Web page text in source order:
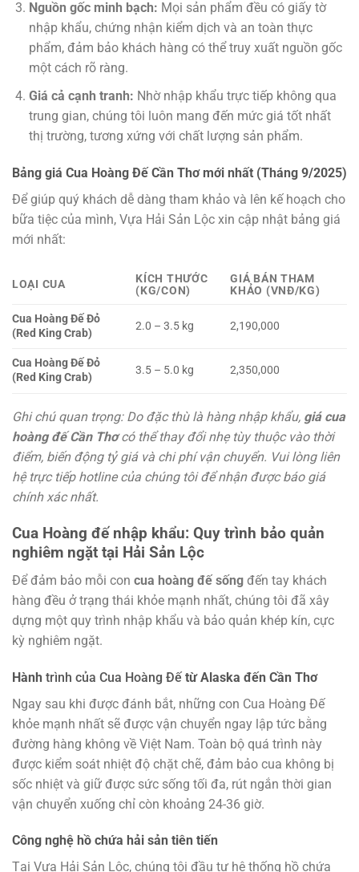
Nguồn gốc minh bạch: Mọi sản phẩm đều có giấy tờ
nhập khẩu, chứng nhận kiểm dịch và an toàn thực
phẩm, đảm bảo khách hàng có thể truy xuất nguồn gốc
một cách rõ ràng.
Giá cả cạnh tranh: Nhờ nhập khẩu trực tiếp không qua
trung gian, chúng tôi luôn mang đến mức giá tốt nhất
thị trường, tương xứng với chất lượng sản phẩm.
Bảng giá Cua Hoàng Đế Cần Thơ mới nhất (Tháng 9/2025)
Để giúp quý khách dễ dàng tham khảo và lên kế hoạch cho
bữa tiệc của mình, Vựa Hải Sản Lộc xin cập nhật bảng giá
mới nhất:
LOẠI CUA
KÍCH THƯỚC
(KG/CON)
GIÁ BÁN THAM
KHẢO (VNĐ/KG)
Cua Hoàng Đế Đỏ
(Red King Crab)
2.0 – 3.5 kg 2,190,000
Cua Hoàng Đế Đỏ
(Red King Crab)
3.5 – 5.0 kg 2,350,000
Ghi chú quan trọng: Do đặc thù là hàng nhập khẩu, giá cua
hoàng đế Cần Thơcó thể thay đổi nhẹ tùy thuộc vào thời
điểm, biến động tỷ giá và chi phí vận chuyển. Vui lòng liên
hệ trực tiếp hotline của chúng tôi để nhận được báo giá
chính xác nhất.
Cua Hoàng đế nhập khẩu: Quy trình bảo quản
nghiêm ngặt tại Hải Sản Lộc
Để đảm bảo mỗi con cua hoàng đế sống đến tay khách
hàng đều ở trạng thái khỏe mạnh nhất, chúng tôi đã xây
dựng một quy trình nhập khẩu và bảo quản khép kín, cực
kỳ nghiêm ngặt.
Hành trình của Cua Hoàng Đế từ Alaska đến Cần Thơ
Ngay sau khi được đánh bắt, những con Cua Hoàng Đế
khỏe mạnh nhất sẽ được vận chuyển ngay lập tức bằng
đường hàng không về Việt Nam. Toàn bộ quá trình này
được kiểm soát nhiệt độ chặt chẽ, đảm bảo cua không bị
sốc nhiệt và giữ được sức sống tối đa, rút ngắn thời gian
vận chuyển xuống chỉ còn khoảng 24-36 giờ.
Công nghệ hồ chứa hải sản tiên tiến
Tại Vựa Hải Sản Lộc, chúng tôi đầu tư hệ thống hồ chứa